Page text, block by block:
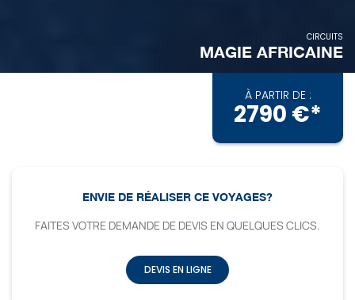
CIRCUITS
MAGIE AFRICAINE
À PARTIR DE :
2790 €*
ENVIE DE RÉALISER CE VOYAGES?
FAITES VOTRE DEMANDE DE DEVIS EN QUELQUES CLICS.
DEVIS EN LIGNE